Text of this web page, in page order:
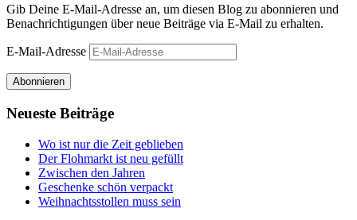
Gib Deine E-Mail-Adresse an, um diesen Blog zu abonnieren und
Benachrichtigungen über neue Beiträge via E-Mail zu erhalten.
E-Mail-Adresse
Abonnieren
Neueste Beiträge
Wo ist nur die Zeit geblieben
Der Flohmarkt ist neu gefüllt
Zwischen den Jahren
Geschenke schön verpackt
Weihnachtsstollen muss sein